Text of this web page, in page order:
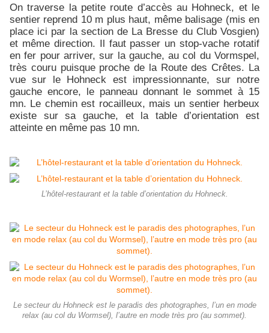
On traverse la petite route d’accès au Hohneck, et le
sentier reprend 10 m plus haut, même balisage (mis en
place ici par la section de La Bresse du Club Vosgien)
et même direction. Il faut passer un stop-vache rotatif
en fer pour arriver, sur la gauche, au col du Vormspel,
très couru puisque proche de la Route des Crêtes. La
vue sur le Hohneck est impressionnante, sur notre
gauche encore, le panneau donnant le sommet à 15
mn. Le chemin est rocailleux, mais un sentier herbeux
existe sur sa gauche, et la table d’orientation est
atteinte en même pas 10 mn.
L’hôtel-restaurant et la table d’orientation du Hohneck.
Le secteur du Hohneck est le paradis des photographes, l’un en mode
relax (au col du Wormsel), l’autre en mode très pro (au sommet).